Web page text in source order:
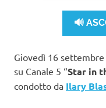
🔊
Giovedì 16
su Canale 5 “Star in
condotto da Ilary